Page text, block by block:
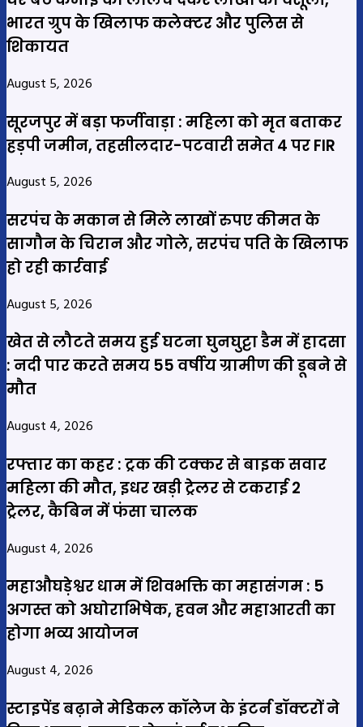
भारत ग्रुप के खिलाफ कलेक्टर और पुलिस से
शिकायत
August 5, 2026
सूरजपुर में बड़ा फर्जीवाड़ा : महिला को मृत बताकर
हड़पी जमीन, तहसीलदार-पटवारी समेत 4 पर FIR
August 5, 2026
सरपंच के मकान से मिले लाखों रुपए कीमत के
सागौन के चिरान और गोले, सरपंच पति के खिलाफ
हो रही कार्रवाई
August 5, 2026
खेत से लौटते समय हुई घटना घुनघुट्टा डैम में हादसा
: नदी पार करते समय 55 वर्षीय ग्रामीण की डूबने से
मौत
August 4, 2026
रफ्तार का कहर : ट्रक की टक्कर से बाइक सवार
महिला की मौत, इधर खड़ी ट्रेलर से टकराई 2
ट्रेलर, कैबिन में फंसा चालक
August 4, 2026
महाऔघड़ेश्वर धाम में शिवभक्ति का महासंगम : 5
अगस्त को अघोराभिषेक, हवन और महाआरती का
होगा भव्य आयोजन
August 4, 2026
स्टाइपेंड बढ़ाने मेडिकल कॉलेज के इंटर्न डॉक्टरों ने